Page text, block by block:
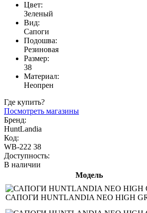
Цвет:
Зеленый
Вид:
Сапоги
Подошва:
Резиновая
Размер:
38
Материал:
Неопрен
Где купить?
Посмотреть магазины
Бренд:
HuntLandia
Код:
WB-222 38
Доступность:
В наличии
Модель
САПОГИ HUNTLANDIA NEO HIGH